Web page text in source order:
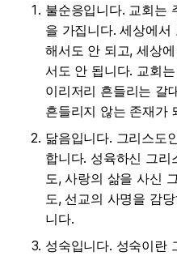
불순응입니다. 교회는
을 가집니다. 세상에서
해서도 안 되고, 세상
서도 안 됩니다. 교회
이리저리 흔들리는 갈
흔들리지 않는 존재가
닮음입니다. 그리스도
합니다. 성육하신 그
도, 사랑의 삶을 사신
도, 선교의 사명을 감
니다.
성숙입니다. 성숙이란